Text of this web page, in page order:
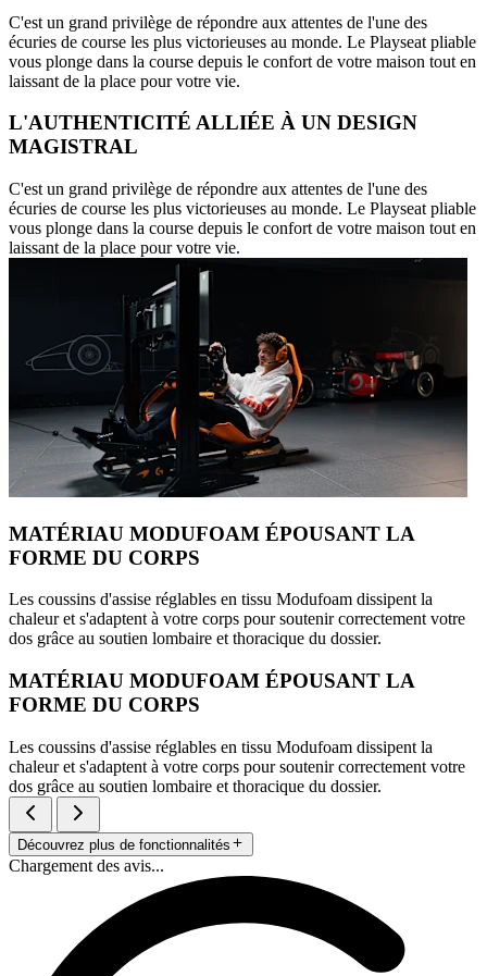
C'est un grand privilège de répondre aux attentes de l'une des
écuries de course les plus victorieuses au monde. Le Playseat pliable
vous plonge dans la course depuis le confort de votre maison tout en
laissant de la place pour votre vie.
L'AUTHENTICITÉ ALLIÉE À UN DESIGN
MAGISTRAL
C'est un grand privilège de répondre aux attentes de l'une des
écuries de course les plus victorieuses au monde. Le Playseat pliable
vous plonge dans la course depuis le confort de votre maison tout en
laissant de la place pour votre vie.
MATÉRIAU MODUFOAM ÉPOUSANT LA
FORME DU CORPS
Les coussins d'assise réglables en tissu Modufoam dissipent la
chaleur et s'adaptent à votre corps pour soutenir correctement votre
dos grâce au soutien lombaire et thoracique du dossier.
MATÉRIAU MODUFOAM ÉPOUSANT LA
FORME DU CORPS
Les coussins d'assise réglables en tissu Modufoam dissipent la
chaleur et s'adaptent à votre corps pour soutenir correctement votre
dos grâce au soutien lombaire et thoracique du dossier.
Découvrez plus de fonctionnalités
Chargement des avis...